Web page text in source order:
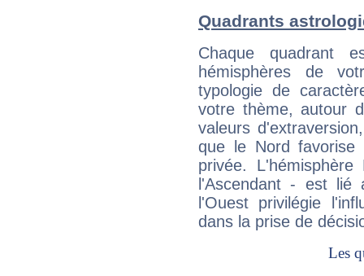
Quadrants
Chaque quadrant
hémisphères de
typologie de
votre thème, autour
valeurs
que le Nord favorise
privée.
l'Ascendant - est
l'Ouest privilégie
dans la prise de